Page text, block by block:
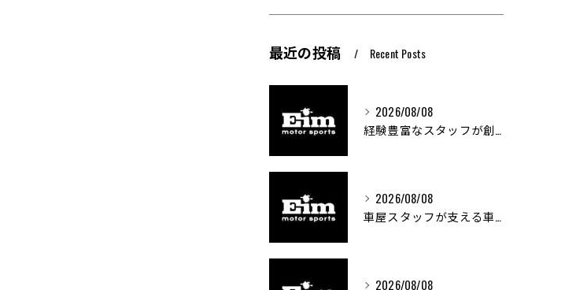
最近の投稿 Recent Posts
2026/08/08
経験豊富なスタッフが創る車屋の魅力と技術
2026/08/08
車屋スタッフが支える車両カスタムの魅力と技術進化
2026/08/08